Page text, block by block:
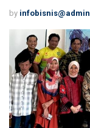
by infobisnis@admin